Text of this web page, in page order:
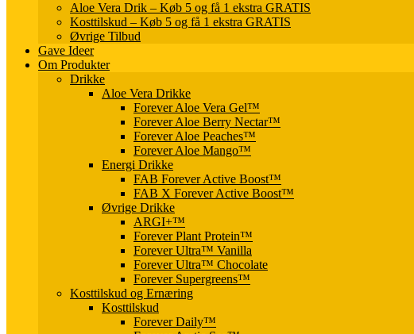
Aloe Vera Drik – Køb 5 og få 1 ekstra GRATIS
Kosttilskud – Køb 5 og få 1 ekstra GRATIS
Øvrige Tilbud
Gave Ideer
Om Produkter
Drikke
Aloe Vera Drikke
Forever Aloe Vera Gel™
Forever Aloe Berry Nectar™
Forever Aloe Peaches™
Forever Aloe Mango™
Energi Drikke
FAB Forever Active Boost™
FAB X Forever Active Boost™
Øvrige Drikke
ARGI+™
Forever Plant Protein™
Forever Ultra™ Vanilla
Forever Ultra™ Chocolate
Forever Supergreens™
Kosttilskud og Ernæring
Kosttilskud
Forever Daily™